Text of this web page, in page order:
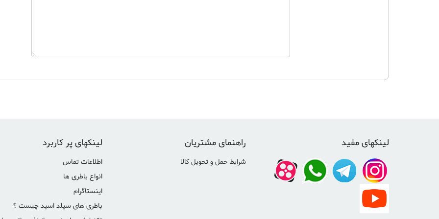
لینکهای مفید راهنمای مشتریان
شرایط حمل و تحویل کالا
لینکهای پر کاربرد
اطلاعات تماس
انواع باطری ها
اینستاگرام
باطری های سیلد اسید چیست ؟